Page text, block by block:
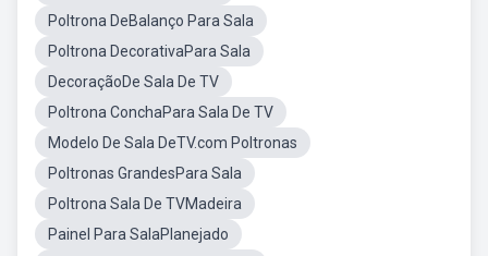
Poltrona DeBalanço Para Sala
Poltrona DecorativaPara Sala
DecoraçãoDe Sala De TV
Poltrona ConchaPara Sala De TV
Modelo De Sala DeTV.com Poltronas
Poltronas GrandesPara Sala
Poltrona Sala De TVMadeira
Painel Para SalaPlanejado